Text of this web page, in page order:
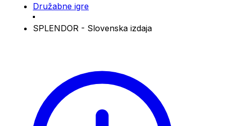
Družabne igre
SPLENDOR - Slovenska izdaja